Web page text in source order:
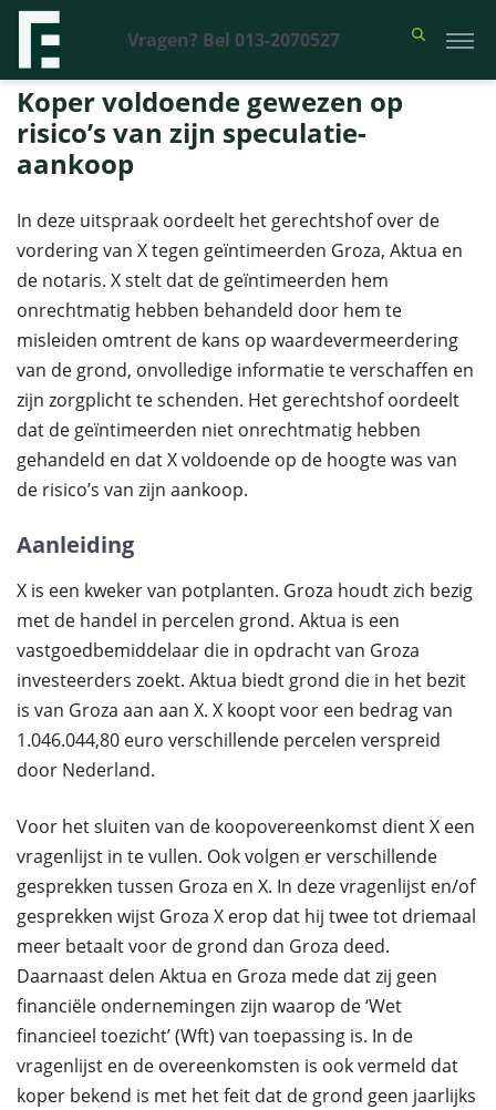
Vragen? Bel 013-2070527
Financieel Recht Advocaten >Uitspraken>Koper voldoende gewezen
op risico’s van zijn speculatie-aankoop
Koper voldoende gewezen op
risico’s van zijn speculatie-
aankoop
In deze uitspraak oordeelt het gerechtshof over de
vordering van X tegen geïntimeerden Groza, Aktua en
de notaris. X stelt dat de geïntimeerden hem
onrechtmatig hebben behandeld door hem te
misleiden omtrent de kans op waardevermeerdering
van de grond, onvolledige informatie te verschaffen en
zijn zorgplicht te schenden. Het gerechtshof oordeelt
dat de geïntimeerden niet onrechtmatig hebben
gehandeld en dat X voldoende op de hoogte was van
de risico’s van zijn aankoop.
Aanleiding
X is een kweker van potplanten. Groza houdt zich bezig
met de handel in percelen grond. Aktua is een
vastgoedbemiddelaar die in opdracht van Groza
investeerders zoekt. Aktua biedt grond die in het bezit
is van Groza aan aan X. X koopt voor een bedrag van
1.046.044,80 euro verschillende percelen verspreid
door Nederland.
Voor het sluiten van de koopovereenkomst dient X een
vragenlijst in te vullen. Ook volgen er verschillende
gesprekken tussen Groza en X. In deze vragenlijst en/of
gesprekken wijst Groza X erop dat hij twee tot driemaal
meer betaalt voor de grond dan Groza deed.
Daarnaast delen Aktua en Groza mede dat zij geen
financiële ondernemingen zijn waarop de ‘Wet
financieel toezicht’ (Wft) van toepassing is. In de
vragenlijst en de overeenkomsten is ook vermeld dat
koper bekend is met het feit dat de grond geen jaarlijks